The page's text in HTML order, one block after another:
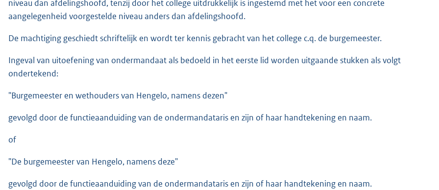
niveau dan afdelingshoofd, tenzij door het college uitdrukkelijk is ingestemd met het voor een concrete
aangelegenheid voorgestelde niveau anders dan afdelingshoofd.
De machtiging geschiedt schriftelijk en wordt ter kennis gebracht van het college c.q. de burgemeester.
Ingeval van uitoefening van ondermandaat als bedoeld in het eerste lid worden uitgaande stukken als volgt
ondertekend:
"Burgemeester en wethouders van Hengelo, namens dezen"
gevolgd door de functieaanduiding van de ondermandataris en zijn of haar handtekening en naam.
of
"De burgemeester van Hengelo, namens deze"
gevolgd door de functieaanduiding van de ondermandataris en zijn of haar handtekening en naam.